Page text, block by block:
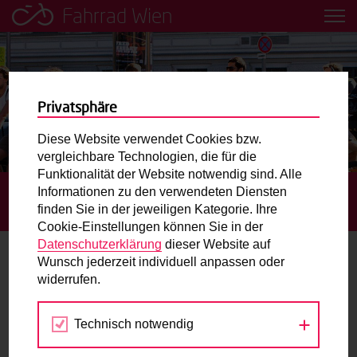
Fahrrad Wien
Leih dir einfach ein Transportfahrrad in deiner Nähe aus!
Mobilitätsbildung für Kinder und
Jugendliche
Radweg-Projektkarte
Routenplaner
Mit dem Fahrrad in Wien unterwegs? Hier finden Sie die
beste Route.
Wunschbox
Sie haben ein Anliegen zum Radverkehr? Schreiben Sie
STARTSEITE AKTUELLES
BEGEGNUNGSZONEN:
ROTENTURMSTRASSE UND OTTO-BAUER-GASSE
Begegnungszonen: Rotenturmstraße
und Otto-Bauer-Gasse
19.11.2019
Privatsphäre
Diese Website verwendet Cookies bzw.
vergleichbare Technologien, die für die
Funktionalität der Website notwendig sind. Alle
Informationen zu den verwendeten Diensten
finden Sie in der jeweiligen Kategorie. Ihre
Cookie-Einstellungen können Sie in der
Datenschutzerklärung dieser Website auf
Wunsch jederzeit individuell anpassen oder
widerrufen.
Technisch notwendig